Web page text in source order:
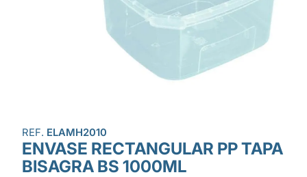
REF. ELAMH2010
ENVASE RECTANGULAR PP TAPA
BISAGRA BS 1000ML